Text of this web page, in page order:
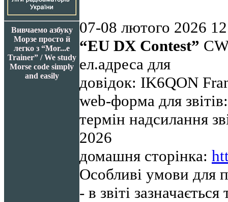
Вивчаемо азбуку
Морзе просто й
легко з “Mor...e
Trainer” / We study
Morse code simply
and easily
07-08 лютого 2026
“EU DX Contest”
ел.адреса для
довідок: IK6QON
web-форма для
термін надсилання
2026
домашня сторінка:
Особливі умови для
- в звіті